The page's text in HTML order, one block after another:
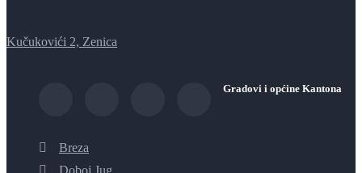
Kučukovići 2, Zenica
Gradovi i općine Kantona
Breza